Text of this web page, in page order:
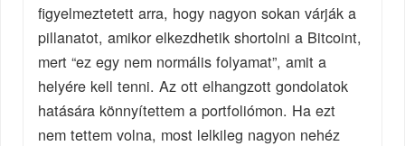
figyelmeztetett arra, hogy nagyon sokan várják a
pillanatot, amikor elkezdhetik shortolni a Bitcoint,
mert “ez egy nem normális folyamat”, amit a
helyére kell tenni. Az ott elhangzott gondolatok
hatására könnyítettem a portfoliómon. Ha ezt
nem tettem volna, most lelkileg nagyon nehéz